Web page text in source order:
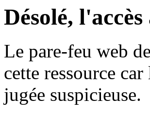
Désolé,
Le pare-feu web
cette ressource
jugée suspicieuse.